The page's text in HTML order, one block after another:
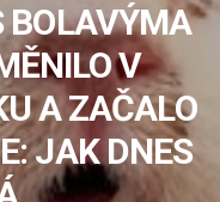
BOLAVÝMA
V
A ZAČALO
JAK DNES